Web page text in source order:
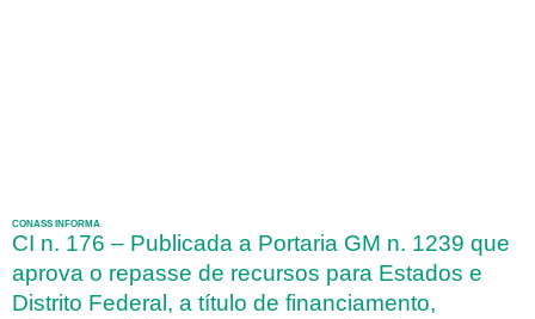
CONASS INFORMA
CI n. 176 – Publicada a Portaria GM n. 1239 que
aprova o repasse de recursos para Estados e
Distrito Federal, a título de financiamento,